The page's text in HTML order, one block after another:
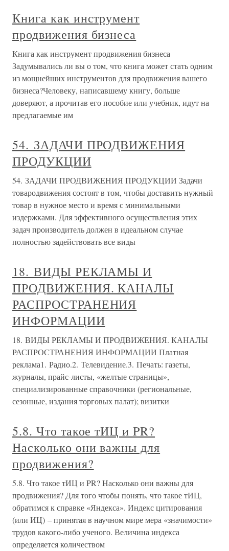
Книга как инструмент
продвижения бизнеса
Книга как инструмент продвижения бизнеса
Задумывались ли вы о том, что книга может стать одним
из мощнейших инструментов для продвижения вашего
бизнеса?Человеку, написавшему книгу, больше
доверяют, а прочитав его пособие или учебник, идут на
предлагаемые им
54. ЗАДАЧИ ПРОДВИЖЕНИЯ
ПРОДУКЦИИ
54. ЗАДАЧИ ПРОДВИЖЕНИЯ ПРОДУКЦИИ Задачи
товародвижения состоят в том, чтобы доставить нужный
товар в нужное место и время с минимальными
издержками. Для эффективного осуществления этих
задач производитель должен в идеальном случае
полностью задействовать все виды
18. ВИДЫ РЕКЛАМЫ И
ПРОДВИЖЕНИЯ. КАНАЛЫ
РАСПРОСТРАНЕНИЯ
ИНФОРМАЦИИ
18. ВИДЫ РЕКЛАМЫ И ПРОДВИЖЕНИЯ. КАНАЛЫ
РАСПРОСТРАНЕНИЯ ИНФОРМАЦИИ Платная
реклама1. Радио.2. Телевидение.3. Печать: газеты,
журналы, прайс-листы, «желтые страницы»,
специализированные справочники (региональные,
сезонные, издания торговых палат); визитки
5.8. Что такое тИЦ и PR?
Насколько они важны для
продвижения?
5.8. Что такое тИЦ и PR? Насколько они важны для
продвижения? Для того чтобы понять, что такое тИЦ,
обратимся к справке «Яндекса». Индекс цитирования
(или ИЦ) – принятая в научном мире мера «значимости»
трудов какого-либо ученого. Величина индекса
определяется количеством